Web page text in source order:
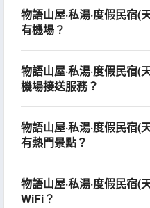
物語山屋·私湯·度假民宿(
有機場？
物語山屋·私湯·度假民宿(
機場接送服務？
物語山屋·私湯·度假民宿(
有熱門景點？
物語山屋·私湯·度假民宿(
WiFi？